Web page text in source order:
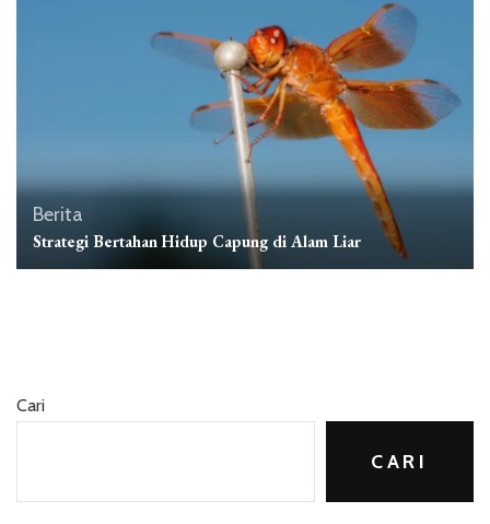
Berita
Strategi Bertahan Hidup Capung di Alam Liar
Cari
CARI